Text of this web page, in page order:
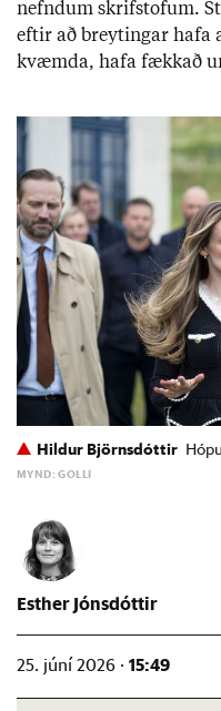
nefnd­um skrif­stof­um.
eft­ir að breyt­ing­ar
kvæmda, hafa fækk­að
Hildur Björnsdóttir
MYND: GOLLI
Esther Jónsdóttir
25. júní 2026 · 15:49